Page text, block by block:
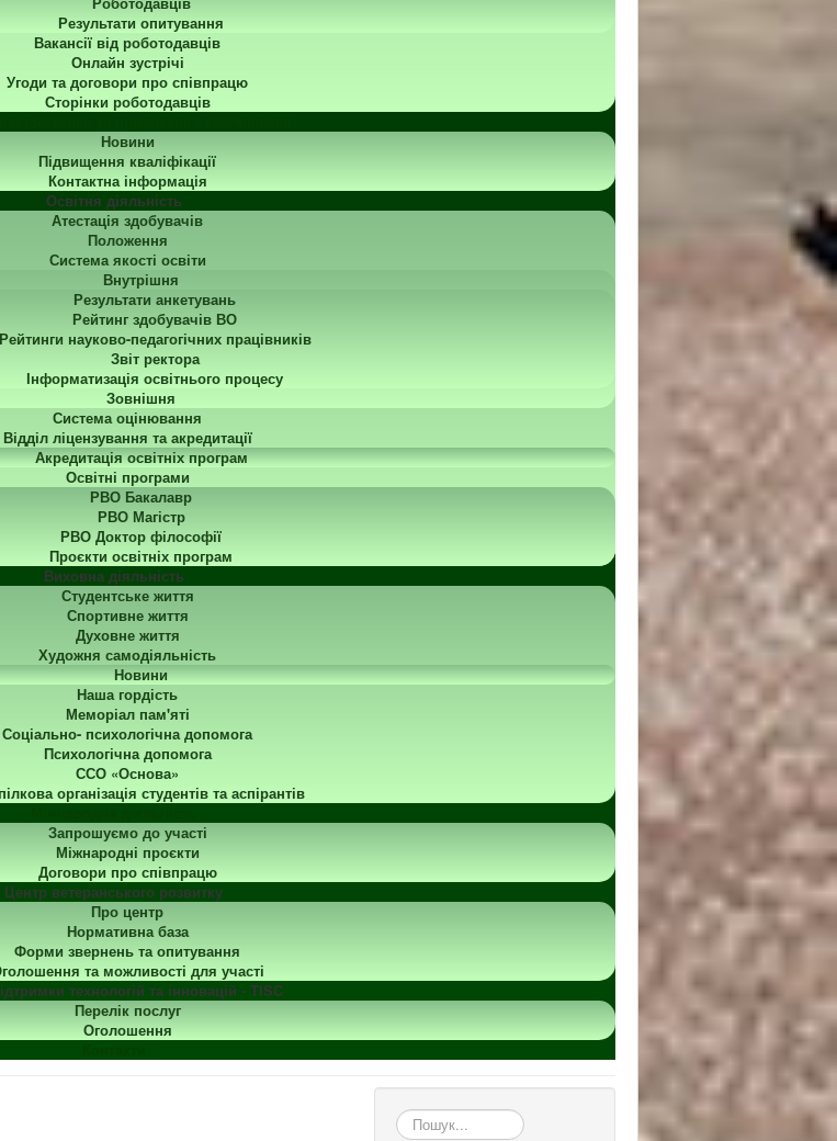
Результати опитування
Вакансії від роботодавців
Онлайн зустрічі
Угоди та договори про співпрацю
Сторінки роботодавців
Новини
Підвищення кваліфікації
Контактна інформація
Освітня діяльність
Атестація здобувачів
Положення
Система якості освіти
Внутрішня
Результати анкетувань
Рейтинг здобувачів ВО
Рейтинги науково-педагогічних працівників
Звіт ректора
Інформатизація освітнього процесу
Зовнішня
Система оцінювання
Відділ ліцензування та акредитації
Акредитація освітніх програм
Освітні програми
РВО Бакалавр
РВО Магістр
РВО Доктор філософії
Проєкти освітніх програм
Виховна діяльність
Студентське життя
Спортивне життя
Духовне життя
Художня самодіяльність
Новини
Наша гордість
Меморіал пам'яті
Соціально- психологічна допомога
Психологічна допомога
ССО «Основа»
організація студентів та аспірантів
Запрошуємо до участі
Міжнародні проєкти
Договори про співпрацю
Центр ветеранського розвитку
Про центр
Нормативна база
Форми звернень та опитування
та можливості для участі
технологій та інновацій - TISC
Перелік послуг
Оголошення
пошук